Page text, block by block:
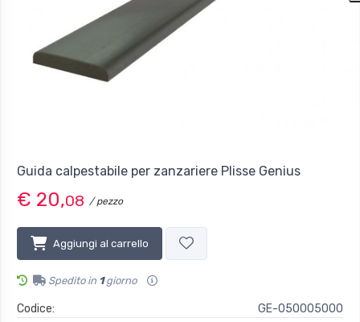
Guida calpestabile per zanzariere Plisse Genius
€ 20,08 / pezzo
Aggiungi al carrello
Spedito in 1giorno
Codice:
GE-050005000